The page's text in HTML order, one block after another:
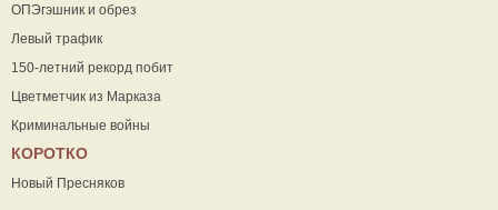
ОПЭгэшник и обрез
Левый трафик
150-летний рекорд побит
Цветметчик из Марказа
Криминальные войны
КОРОТКО
Новый Пресняков